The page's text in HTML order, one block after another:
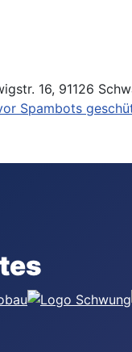
16, 91126
Spambots